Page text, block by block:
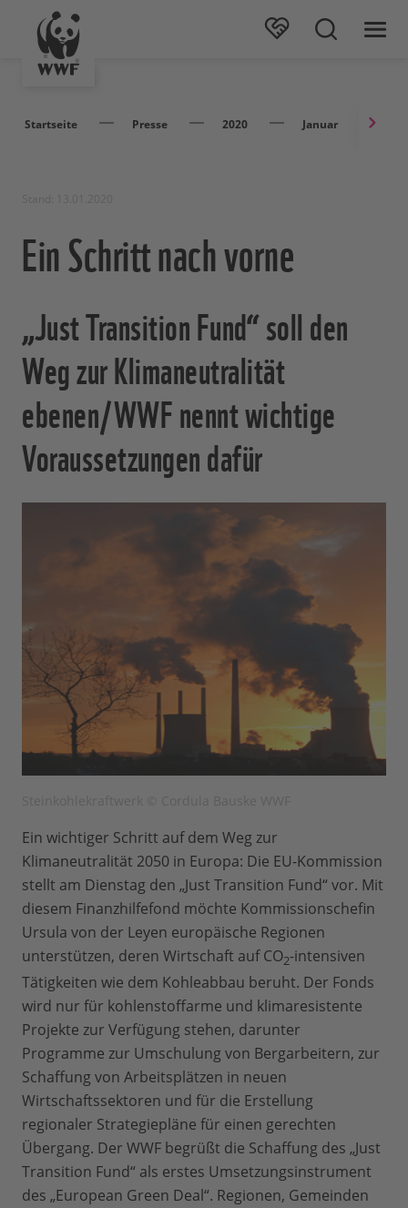
Startseite Presse 2020 Januar
Ein Schritt nach vorne
„Just Transition Fund“ soll den
Weg zur Klimaneutralität
ebenen/WWF nennt wichtige
Voraussetzungen dafür
Ein wichtiger Schritt auf dem Weg zur
Klimaneutralität 2050 in Europa: Die EU-Kommission
stellt am Dienstag den „Just Transition Fund“ vor. Mit
diesem Finanzhilfefond möchte Kommissionschefin
Ursula von der Leyen europäische Regionen
unterstützen, deren Wirtschaft auf CO2-intensiven
Tätigkeiten wie dem Kohleabbau beruht. Der Fonds
wird nur für kohlenstoffarme und klimaresistente
Projekte zur Verfügung stehen, darunter
Programme zur Umschulung von Bergarbeitern, zur
Schaffung von Arbeitsplätzen in neuen
Wirtschaftssektoren und für die Erstellung
regionaler Strategiepläne für einen gerechten
Übergang. Der WWF begrüßt die Schaffung des „Just
Transition Fund“ als erstes Umsetzungsinstrument
des „European Green Deal“. Regionen, Gemeinden